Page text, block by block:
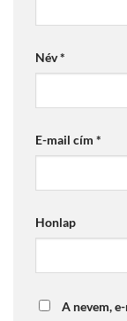
Név*
E-mail cím *
Honlap
A nevem,